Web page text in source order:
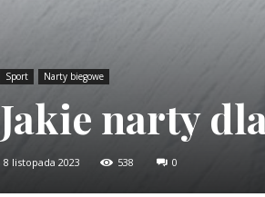
Sport Narty biegowe
Jakie narty
8 listopada 2023 538 0